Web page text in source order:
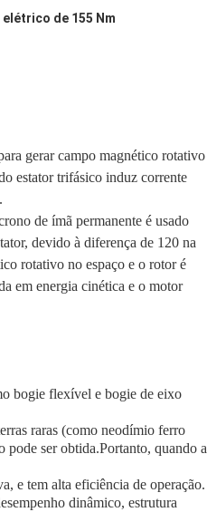
de 155 Nm
gerar campo magnético rotativo
estator trifásico induz corrente
de ímã permanente é usado
devido à diferença de 120 na
rotativo no espaço e o rotor é
em energia cinética e o motor
bogie flexível e bogie de eixo
raras (como neodímio ferro
pode ser obtida.Portanto, quando a
e tem alta eficiência de operação.
dinâmico, estrutura